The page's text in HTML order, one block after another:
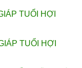
TUỔI HỢI
TUỔI HỢI